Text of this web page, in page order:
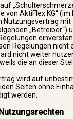
AktiFlex KG“ (im
Nutzungsvertrag mit
„Betreiber“)
Regelungen nicht
nicht weiter
die an dieser
wird auf
Seiten ohne
werden.